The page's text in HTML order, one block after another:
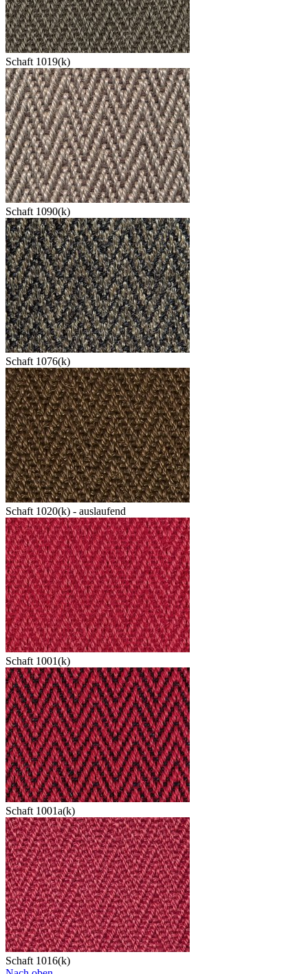
Schaft 1019(k)
Schaft 1090(k)
Schaft 1076(k)
Schaft 1020(k) - auslaufend
Schaft 1001(k)
Schaft 1001a(k)
Schaft 1016(k)